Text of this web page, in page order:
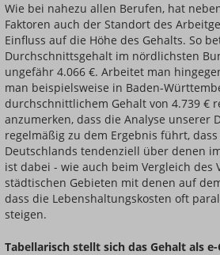
Wie bei nahezu allen Berufen, hat
Faktoren auch der Standort des
Einfluss auf die Höhe des Gehalts. So
Durchschnittsgehalt im nördlichsten
ungefähr 4.066 €. Arbeitet man
man beispielsweise in Baden-
durchschnittlichem Gehalt von 4.739 €
anzumerken, dass die Analyse unserer
regelmäßig zu dem Ergebnis führt,
Deutschlands tendenziell über denen
ist dabei - wie auch beim Vergleich des
städtischen Gebieten mit denen auf
dass die Lebenshaltungskosten oft
steigen.
Tabellarisch stellt sich das Gehalt als